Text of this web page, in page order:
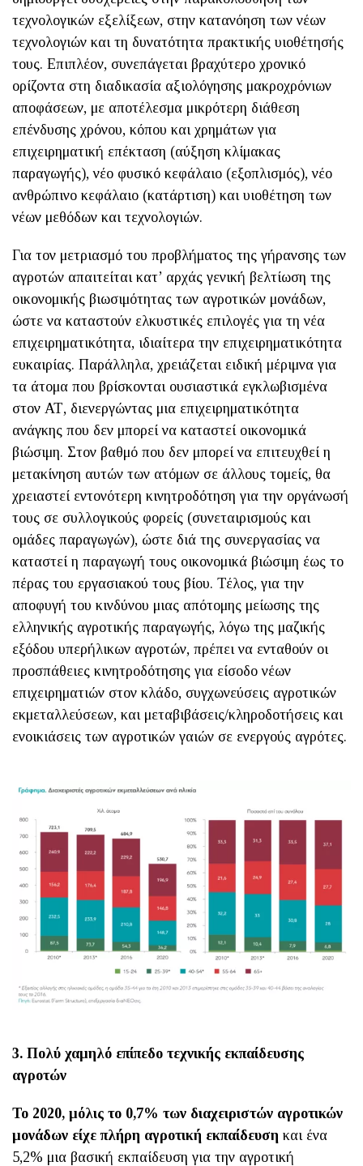
τεχνολογικών εξελίξεων, στην κατανόηση των νέων
τεχνολογιών και τη δυνατότητα πρακτικής υιοθέτησής
τους. Επιπλέον, συνεπάγεται βραχύτερο χρονικό
ορίζοντα στη διαδικασία αξιολόγησης μακροχρόνιων
αποφάσεων, με αποτέλεσμα μικρότερη διάθεση
επένδυσης χρόνου, κόπου και χρημάτων για
επιχειρηματική επέκταση (αύξηση κλίμακας
παραγωγής), νέο φυσικό κεφάλαιο (εξοπλισμός), νέο
ανθρώπινο κεφάλαιο (κατάρτιση) και υιοθέτηση των
νέων μεθόδων και τεχνολογιών.
Για τον μετριασμό του προβλήματος της γήρανσης των
αγροτών απαιτείται κατ’ αρχάς γενική βελτίωση της
οικονομικής βιωσιμότητας των αγροτικών μονάδων,
ώστε να καταστούν ελκυστικές επιλογές για τη νέα
επιχειρηματικότητα, ιδιαίτερα την επιχειρηματικότητα
ευκαιρίας. Παράλληλα, χρειάζεται ειδική μέριμνα για
τα άτομα που βρίσκονται ουσιαστικά εγκλωβισμένα
στον ΑΤ, διενεργώντας μια επιχειρηματικότητα
ανάγκης που δεν μπορεί να καταστεί οικονομικά
βιώσιμη. Στον βαθμό που δεν μπορεί να επιτευχθεί η
μετακίνηση αυτών των ατόμων σε άλλους τομείς, θα
χρειαστεί εντονότερη κινητροδότηση για την οργάνωσή
τους σε συλλογικούς φορείς (συνεταιρισμούς και
ομάδες παραγωγών), ώστε διά της συνεργασίας να
καταστεί η παραγωγή τους οικονομικά βιώσιμη έως το
πέρας του εργασιακού τους βίου. Τέλος, για την
αποφυγή του κινδύνου μιας απότομης μείωσης της
ελληνικής αγροτικής παραγωγής, λόγω της μαζικής
εξόδου υπερήλικων αγροτών, πρέπει να ενταθούν οι
προσπάθειες κινητροδότησης για είσοδο νέων
επιχειρηματιών στον κλάδο, συγχωνεύσεις αγροτικών
εκμεταλλεύσεων, και μεταβιβάσεις/κληροδοτήσεις και
ενοικιάσεις των αγροτικών γαιών σε ενεργούς αγρότες.
3. Πολύ χαμηλό επίπεδο τεχνικής εκπαίδευσης
αγροτών
Το 2020, μόλις το 0,7% των διαχειριστών αγροτικών
μονάδων είχε πλήρη αγροτική εκπαίδευση και ένα
5,2% μια βασική εκπαίδευση για την αγροτική